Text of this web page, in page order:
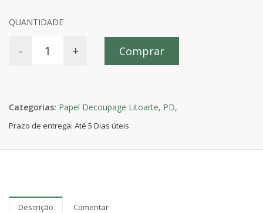
QUANTIDADE
- + Comprar
Categorias: Papel Decoupage Litoarte, PD,
Prazo de entrega: Até 5 Dias úteis
Descrição Comentar